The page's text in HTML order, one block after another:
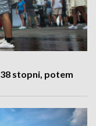
stopni, potem